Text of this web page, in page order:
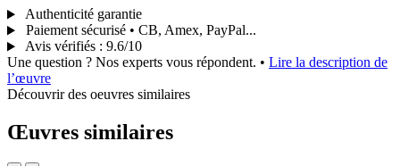
Authenticité garantie
Paiement sécurisé • CB, Amex, PayPal...
Avis vérifiés : 9.6/10
Une question ? Nos experts vous répondent. • Lire la description de
l’œuvre
Découvrir des oeuvres similaires
Œuvres similaires